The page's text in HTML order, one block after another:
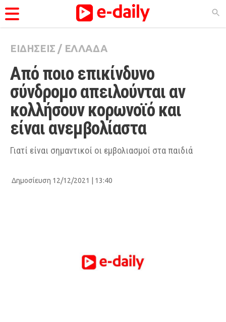
ΚΑΤΗΓΟΡΊΕΣ
Ειδήσεις
Θέματα
Videos
Podcasts
Viral
City Guide
ΕΙΔΗΣΕΙΣ / ΕΛΛΑΔΑ
Από ποιο επικίνδυνο
σύνδρομο απειλούνται αν
κολλήσουν κορωνοϊό και
είναι ανεμβολίαστα
Γιατί είναι σημαντικοί οι εμβολιασμοί στα παιδιά
Δημοσίευση 12/12/2021 | 13:40